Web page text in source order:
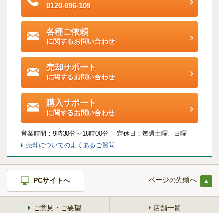
0120-096-109
各種ご依頼
に関するお問い合わせ
売却サポート
に関するお問い合わせ
購入サポート
に関するお問い合わせ
営業時間： 9時30分～18時00分 定休日： 毎週土曜、日曜
売却についてのよくあるご質問
PCサイトへ ページの先頭へ
ご意見・ご要望 店舗一覧
各種特典制度のご案内